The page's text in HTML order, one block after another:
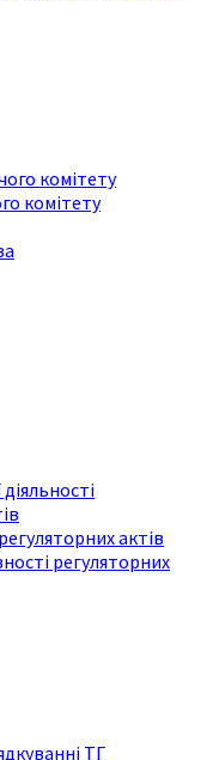
комітету
комітету
актів
регуляторних
ТГ